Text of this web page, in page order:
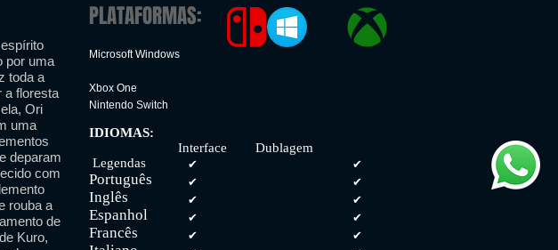
por uma
toda a
a floresta
Ori
uma
deparam
com
rouba a
de
Kuro,
PLATAFORMAS:
Microsoft Windows
Xbox One
Nintendo Switch
IDIOMAS:
Interface Dublagem
Legendas
Português
Inglês
Espanhol
Francês
✔
✔
✔
✔
✔
✔
✔
✔
✔
✔